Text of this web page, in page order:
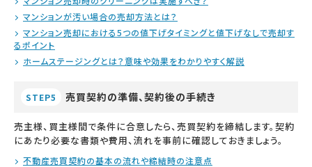
マンションが汚い場合の売却方法とは？
マンション売却における5つの値下げタイミングと値下げなしで売却す
るポイント
ホームステージングとは？意味や効果をわかりやすく解説
STEP5 売買契約の準備、契約後の手続き
売主様、買主様間で条件に合意したら、売買契約を締結します。契約
にあたり必要な書類や費用、流れを事前に確認しておきましょう。
不動産売買契約の基本の流れや締結時の注意点